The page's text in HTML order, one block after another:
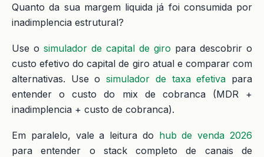
Quanto da sua margem liquida já foi consumida por
inadimplencia estrutural?
Use o simulador de capital de giro para descobrir o
custo efetivo do capital de giro atual e comparar com
alternativas. Use osimulador de taxa efetiva para
entender o custo do mix de cobranca (MDR +
inadimplencia + custo de cobranca).
Em paralelo, vale a leitura do hub de venda 2026
para entender o stack completo de canais de